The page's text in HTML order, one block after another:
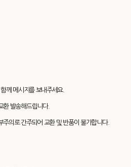
께 메시지를 보내주세요.
환 발송해드립니다.
주의로 간주되어 교환 및 반품이 불가합니다.